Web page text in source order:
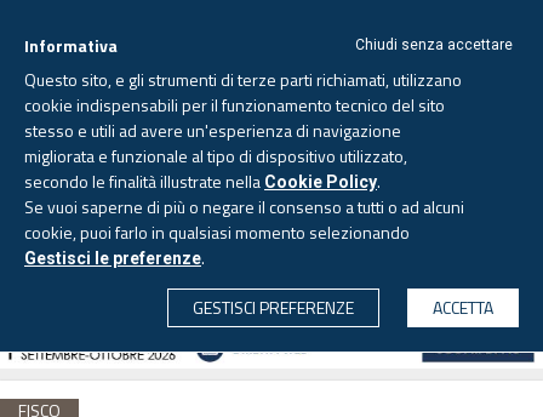
CERCA
Giovedì, 6 agosto 2026 - Aggiornato alle 6.00
FISCO
Chiudi senza accettare
Informativa
Questo sito, e gli strumenti di terze parti richiamati, utilizzano
cookie indispensabili per il funzionamento tecnico del sito
stesso e utili ad avere un'esperienza di navigazione
migliorata e funzionale al tipo di dispositivo utilizzato,
secondo le finalità illustrate nella Cookie Policy.
Se vuoi saperne di più o negare il consenso a tutti o ad alcuni
cookie, puoi farlo in qualsiasi momento selezionando
Gestisci le preferenze.
GESTISCI PREFERENZE
ACCETTA